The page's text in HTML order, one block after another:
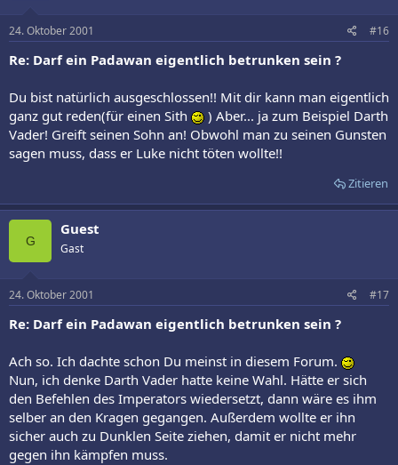
24. Oktober 2001 #16
Re: Darf ein Padawan eigentlich betrunken sein ?
Du bist natürlich ausgeschlossen!! Mit dir kann man eigentlich
ganz gut reden(für einen Sith
) Aber... ja zum Beispiel Darth
Vader! Greift seinen Sohn an! Obwohl man zu seinen Gunsten
sagen muss, dass er Luke nicht töten wollte!!
Zitieren
G
Guest
Gast
24. Oktober 2001 #17
Re: Darf ein Padawan eigentlich betrunken sein ?
Ach so. Ich dachte schon Du meinst in diesem Forum.
Nun, ich denke Darth Vader hatte keine Wahl. Hätte er sich
den Befehlen des Imperators wiedersetzt, dann wäre es ihm
selber an den Kragen gegangen. Außerdem wollte er ihn
sicher auch zu Dunklen Seite ziehen, damit er nicht mehr
gegen ihn kämpfen muss.